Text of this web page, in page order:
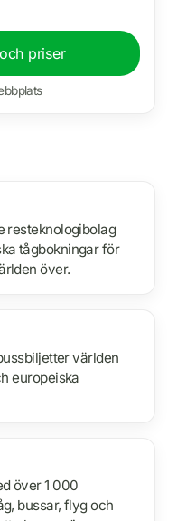
priser
resteknologibolag
tågbokningar för
över.
världen
europeiska
över 1 000
bussar, flyg och